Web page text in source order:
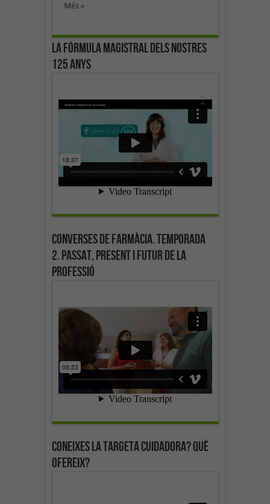
Més »
La fórmula magistral dels nostres
125 anys
Converses de farmàcia. Temporada
2. Passat, present i futur de la
professió
Coneixes la targeta cuidadora? Què
ofereix?